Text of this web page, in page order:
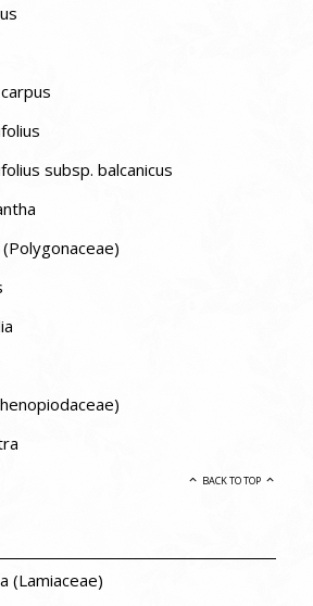
subsp. balcanicus
BACK TO TOP
(Lamiaceae)